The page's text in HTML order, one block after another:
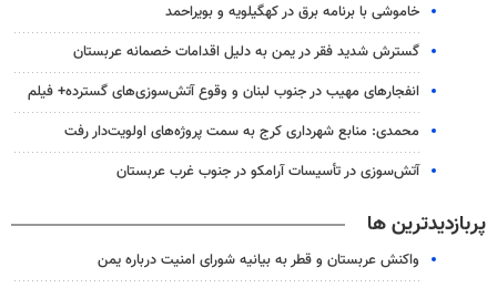
خاموشی با برنامه برق در کهگیلویه و بویراحمد
گسترش شدید فقر در یمن به دلیل اقدامات خصمانه عربستان
انفجارهای مهیب در جنوب لبنان و وقوع آتش‌سوزی‌های گسترده+ فیلم
محمدی: منابع شهرداری کرج به سمت پروژه‌های اولویت‌دار رفت
آتش‌سوزی در تأسیسات آرامکو در جنوب غرب عربستان
پربازدیدترین ها
واکنش عربستان و قطر به بیانیه شورای امنیت درباره یمن